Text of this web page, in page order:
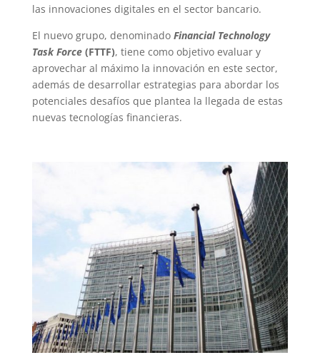
las innovaciones digitales en el sector bancario.
El nuevo grupo, denominado Financial Technology
Task Force(FTTF), tiene como objetivo evaluar y
aprovechar al máximo la innovación en este sector,
además de desarrollar estrategias para abordar los
potenciales desafíos que plantea la llegada de estas
nuevas tecnologías financieras.